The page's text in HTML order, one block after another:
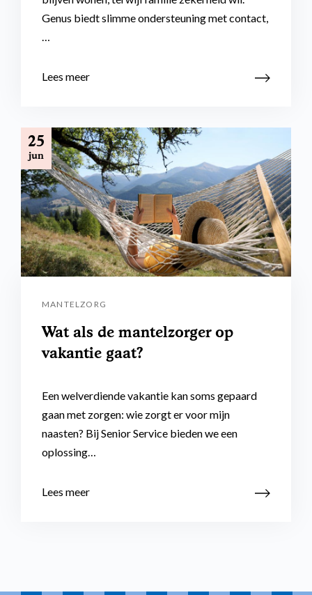
Genus biedt slimme ondersteuning met contact,
…
Lees meer
25
jun
MANTELZORG
Wat als de mantelzorger op
vakantie gaat?
Een welverdiende vakantie kan soms gepaard
gaan met zorgen: wie zorgt er voor mijn
naasten? Bij Senior Service bieden we een
oplossing…
Lees meer